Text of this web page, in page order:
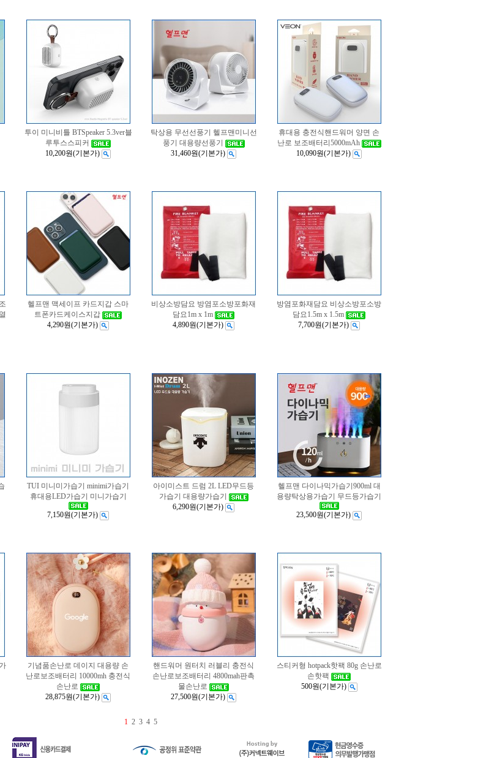
투이 미니비틀 BTSpeaker 5.3ver블
루투스스피커
10,200원(기본가)
탁상용 무선선풍기 헬프맨미니선
풍기 대용량선풍기
31,460원(기본가)
휴대용 충전식핸드워머 양면 손
난로 보조배터리5000mAh
10,090원(기본가)
헬프맨 맥세이프 카드지갑 스마
트폰카드케이스지갑
4,290원(기본가)
비상소방담요 방염포소방포화재
담요1m x 1m
4,890원(기본가)
방염포화재담요 비상소방포소방
담요1.5m x 1.5m
7,700원(기본가)
TUI 미니미가습기 minimi가습기
휴대용LED가습기 미니가습기
7,150원(기본가)
아이미스트 드럼 2L LED무드등
가습기 대용량가습기
6,290원(기본가)
헬프맨 다이나믹가습기900ml 대
용량탁상용가습기 무드등가습기
23,500원(기본가)
기념품손난로 데이지 대용량 손
난로보조배터리 10000mh 충전식
손난로
28,875원(기본가)
핸드워머 원터치 러블리 충전식
손난로보조배터리 4800mah판촉
물손난로
27,500원(기본가)
스티커형 hotpack핫팩 80g 손난로
손핫팩
500원(기본가)
1 2 3 4 5